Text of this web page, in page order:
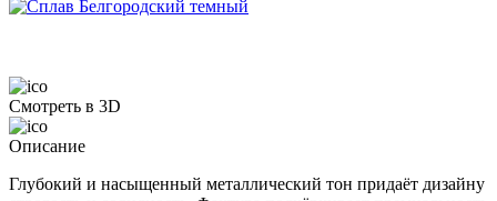
Смотреть в 3D
Описание
Глубокий и насыщенный металлический тон придаёт дизайну